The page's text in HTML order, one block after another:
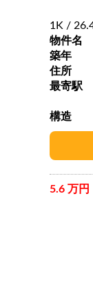
1K /
物件名
築年
住所
最寄駅
構造
5.6 万円